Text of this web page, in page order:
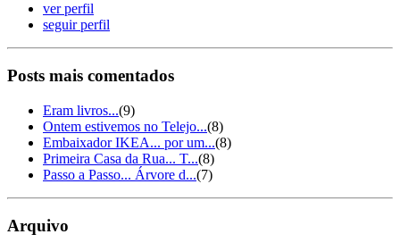
ver perfil
seguir perfil
Posts mais comentados
Eram livros...(9)
Ontem estivemos no Telejo...(8)
Embaixador IKEA... por um...(8)
Primeira Casa da Rua... T...(8)
Passo a Passo... Árvore d...(7)
Arquivo